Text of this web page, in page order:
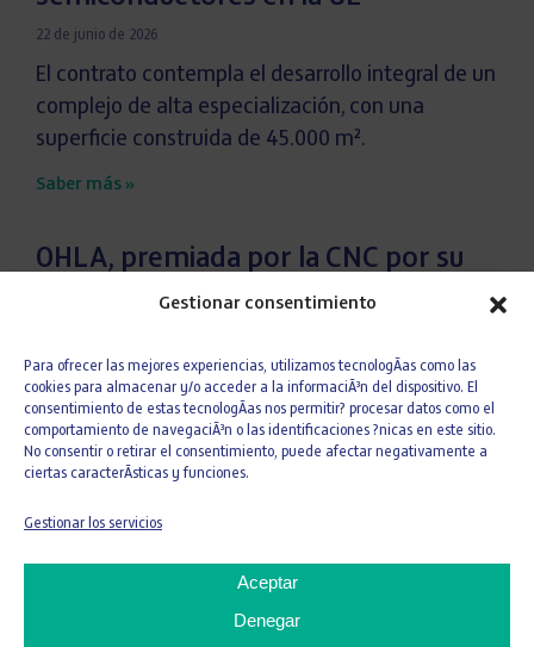
Gestionar consentimiento
Para ofrecer las mejores experiencias, utilizamos tecnologÃ­as como las
cookies para almacenar y/o acceder a la informaciÃ³n del dispositivo. El
consentimiento de estas tecnologÃ­as nos permitir? procesar datos como el
comportamiento de navegaciÃ³n o las identificaciones ?nicas en este sitio.
No consentir o retirar el consentimiento, puede afectar negativamente a
ciertas caracterÃ­sticas y funciones.
Gestionar los servicios
Aceptar
Denegar
22 de junio de 2026
El contrato contempla el desarrollo integral de un
complejo de alta especialización, con una
superficie construida de 45.000 m².
Saber más »
OHLA, premiada por la CNC por su
excelencia en rehabilitación y
Nuncio de Toledo
20 de mayo de 2026
El proyecto ha permitido recuperar y poner en
valor uno de los edificios más emblemáticos de